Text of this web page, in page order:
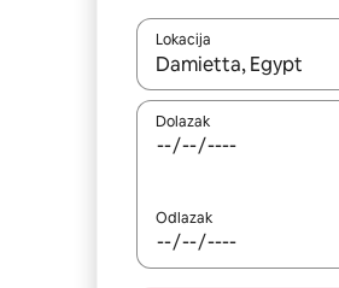
Lokacija
Kada budu dostupni
Dolazak
Odlazak